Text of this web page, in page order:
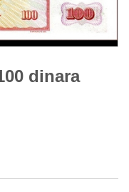
dinara